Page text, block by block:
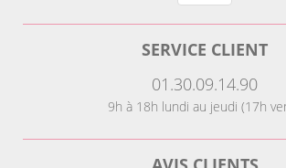
SERVICE CLIENT
01.30.09.14.90
9h à 18h lundi au jeudi (17h